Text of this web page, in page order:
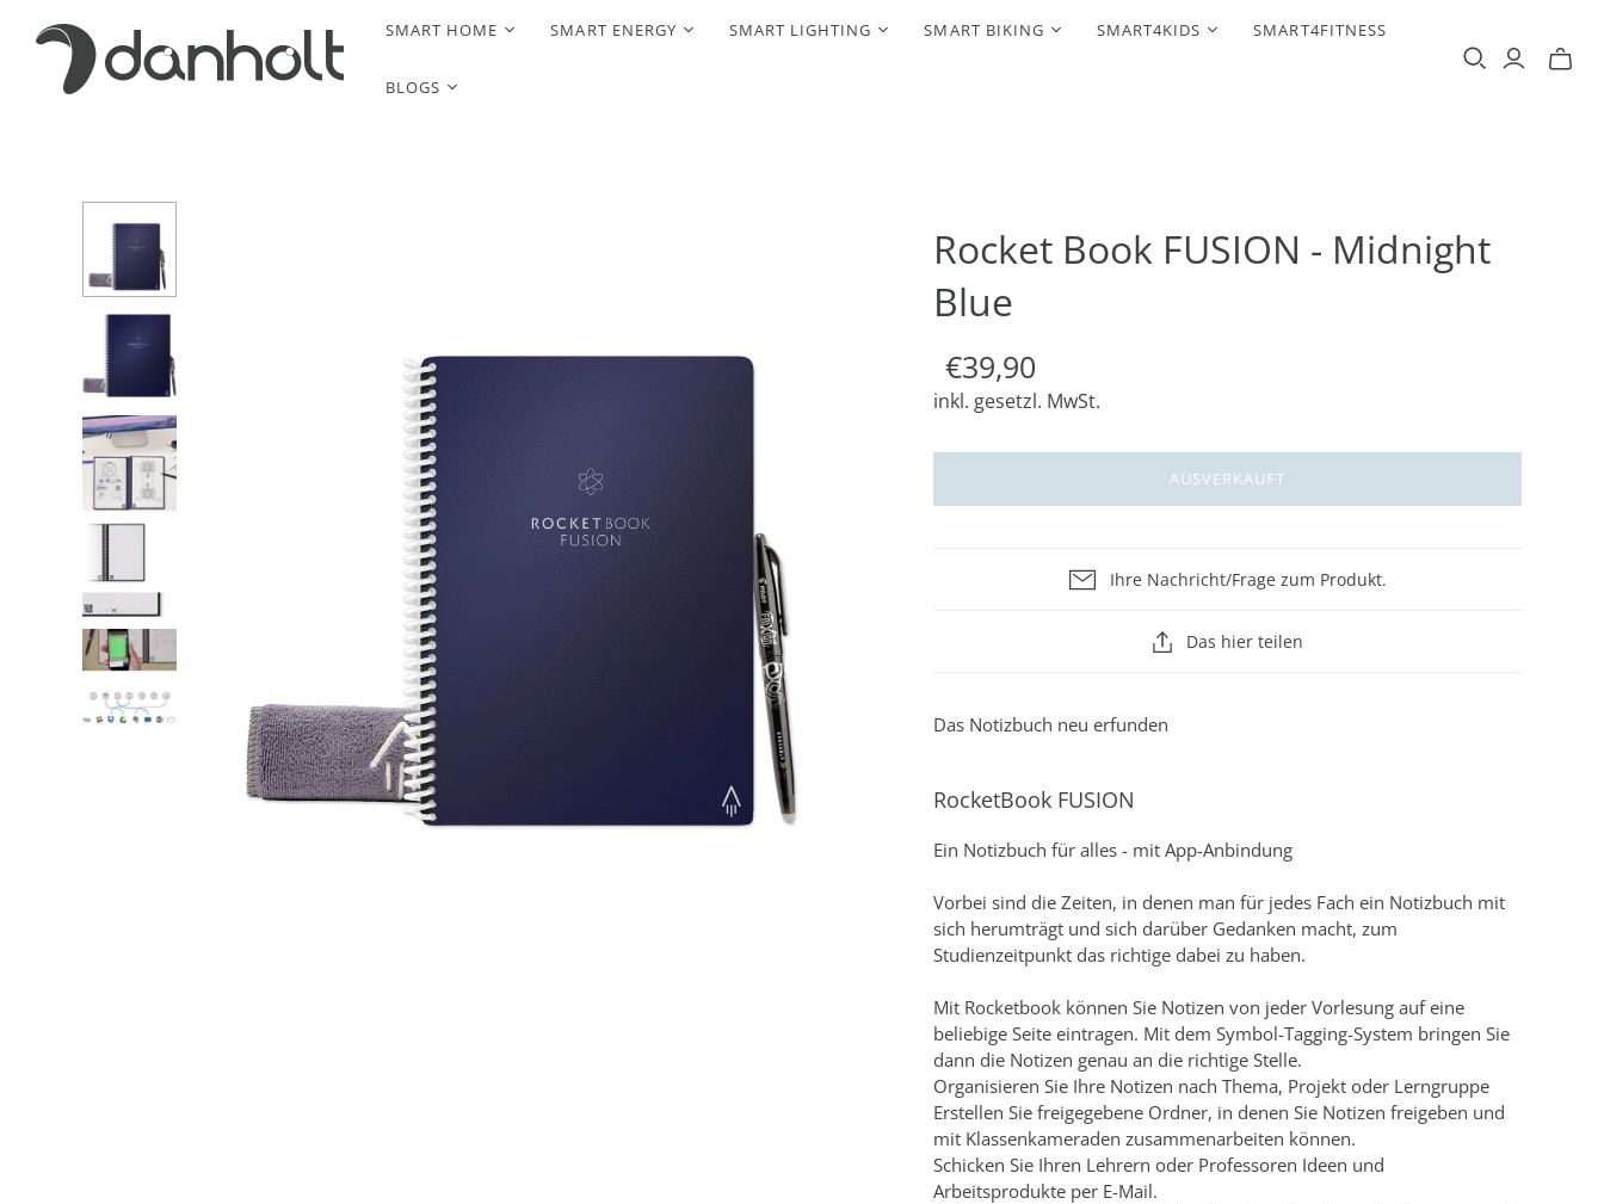
SMART HOME SMART ENERGY SMART LIGHTING SMART BIKING SMART4KIDS SMART4FITNESS
BLOGS
Rocket Book FUSION - Midnight
Blue
€39,90
inkl. gesetzl. MwSt.
AUSVERKAUFT
Ihre Nachricht/Frage zum Produkt.
Das hier teilen
Das Notizbuch neu erfunden
RocketBook FUSION
Ein Notizbuch für alles - mit App-Anbindung
Vorbei sind die Zeiten, in denen man für jedes Fach ein Notizbuch mit
sich herumträgt und sich darüber Gedanken macht, zum
Studienzeitpunkt das richtige dabei zu haben.
Mit Rocketbook können Sie Notizen von jeder Vorlesung auf eine
beliebige Seite eintragen. Mit dem Symbol-Tagging-System bringen Sie
dann die Notizen genau an die richtige Stelle.
Organisieren Sie Ihre Notizen nach Thema, Projekt oder Lerngruppe
Erstellen Sie freigegebene Ordner, in denen Sie Notizen freigeben und
mit Klassenkameraden zusammenarbeiten können.
Schicken Sie Ihren Lehrern oder Professoren Ideen und
Arbeitsprodukte per E-Mail.